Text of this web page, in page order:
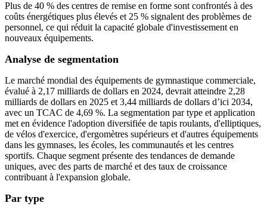
Plus de 40 % des centres de remise en forme sont confrontés à des
coûts énergétiques plus élevés et 25 % signalent des problèmes de
personnel, ce qui réduit la capacité globale d'investissement en
nouveaux équipements.
Analyse de segmentation
Le marché mondial des équipements de gymnastique commerciale,
évalué à 2,17 milliards de dollars en 2024, devrait atteindre 2,28
milliards de dollars en 2025 et 3,44 milliards de dollars d’ici 2034,
avec un TCAC de 4,69 %. La segmentation par type et application
met en évidence l'adoption diversifiée de tapis roulants, d'elliptiques,
de vélos d'exercice, d'ergomètres supérieurs et d'autres équipements
dans les gymnases, les écoles, les communautés et les centres
sportifs. Chaque segment présente des tendances de demande
uniques, avec des parts de marché et des taux de croissance
contribuant à l'expansion globale.
Par type